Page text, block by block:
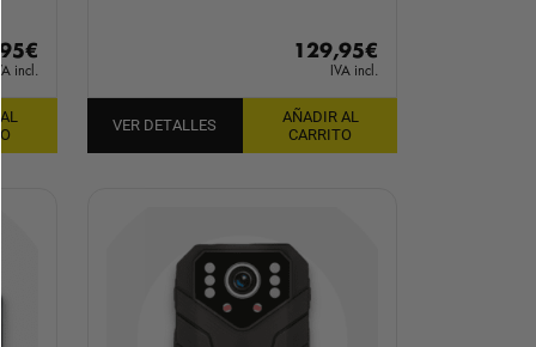
€
incl.
129,95€
IVA incl.
VER DETALLES
AÑADIR AL
CARRITO